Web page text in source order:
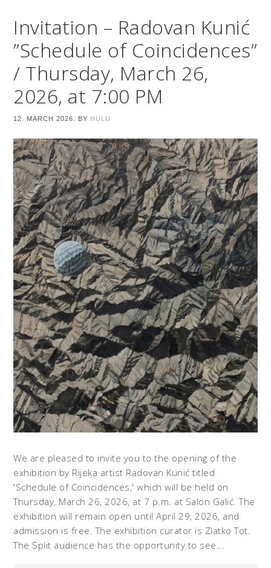
Invitation – Radovan Kunić
”Schedule of Coincidences”
/ Thursday, March 26,
2026, at 7:00 PM
12. MARCH 2026. BY HULU
We are pleased to invite you to the opening of the
exhibition by Rijeka artist Radovan Kunić titled
'Schedule of Coincidences,' which will be held on
Thursday, March 26, 2026, at 7 p.m. at Salon Galić. The
exhibition will remain open until April 29, 2026, and
admission is free. The exhibition curator is Zlatko Tot.
The Split audience has the opportunity to see...